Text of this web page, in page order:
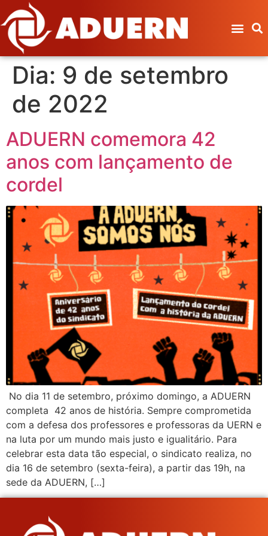
Dia: 9 de setembro
de 2022
ADUERN comemora 42
anos com lançamento de
cordel
No dia 11 de setembro, próximo domingo, a ADUERN
completa 42 anos de história. Sempre comprometida
com a defesa dos professores e professoras da UERN e
na luta por um mundo mais justo e igualitário. Para
celebrar esta data tão especial, o sindicato realiza, no
dia 16 de setembro (sexta-feira), a partir das 19h, na
sede da ADUERN, […]